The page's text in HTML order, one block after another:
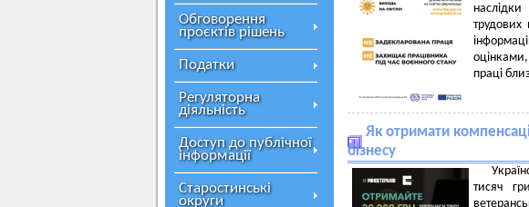
Обговорення
проєктів рішень
Податки
Регуляторна
діяльність
Доступ до публічної
інформації
Старостинські
округи
трудових
праці
Як отримати
бізнесу
тисяч